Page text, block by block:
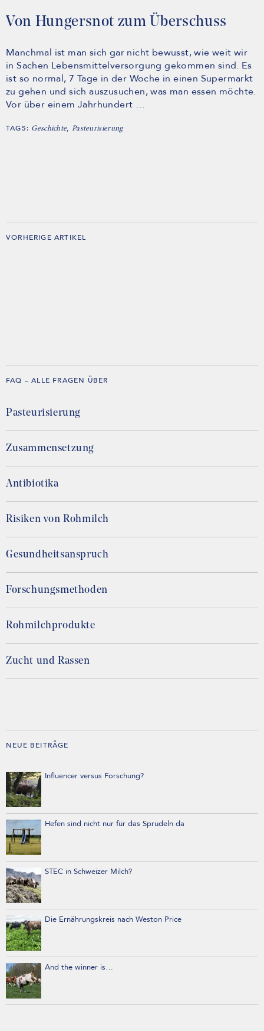
Von Hungersnot zum Überschuss
Manchmal ist man sich gar nicht bewusst, wie weit wir
in Sachen Lebensmittelversorgung gekommen sind. Es
ist so normal, 7 Tage in der Woche in einen Supermarkt
zu gehen und sich auszusuchen, was man essen möchte.
Vor über einem Jahrhundert …
TAGS: Geschichte, Pasteurisierung
VORHERIGE ARTIKEL
FAQ – ALLE FRAGEN ÜBER
Pasteurisierung
Zusammensetzung
Antibiotika
Risiken von Rohmilch
Gesundheitsanspruch
Forschungsmethoden
Rohmilchprodukte
Zucht und Rassen
NEUE BEITRÄGE
Influencer versus Forschung?
Hefen sind nicht nur für das Sprudeln da
STEC in Schweizer Milch?
Die Ernährungskreis nach Weston Price
And the winner is…